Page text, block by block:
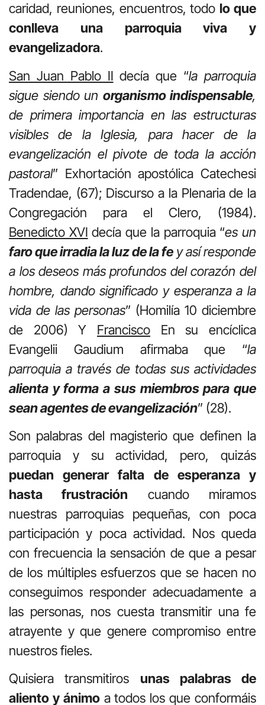
caridad, reuniones, encuentros, todo lo que
conlleva una parroquia viva y
evangelizadora.
San Juan Pablo II decía que “la parroquia
sigue siendo un organismo indispensable,
de primera importancia en las estructuras
visibles de la Iglesia, para hacer de la
evangelización el pivote de toda la acción
pastoral” Exhortación apostólica Catechesi
Tradendae, (67); Discurso a la Plenaria de la
Congregación para el Clero, (1984).
Benedicto XVI decía que la parroquia “es un
faro que irradia la luz de la fe y así responde
a los deseos más profundos del corazón del
hombre, dando significado y esperanza a la
vida de las personas” (Homilía 10 diciembre
de 2006) Y Francisco En su encíclica
Evangelii Gaudium afirmaba que “la
parroquia a través de todas sus actividades
alienta y forma a sus miembros para que
sean agentes de evangelización” (28).
Son palabras del magisterio que definen la
parroquia y su actividad, pero, quizás
puedan generar falta de esperanza y
hasta frustración cuando miramos
nuestras parroquias pequeñas, con poca
participación y poca actividad. Nos queda
con frecuencia la sensación de que a pesar
de los múltiples esfuerzos que se hacen no
conseguimos responder adecuadamente a
las personas, nos cuesta transmitir una fe
atrayente y que genere compromiso entre
nuestros fieles.
Quisiera transmitiros unas palabras de
aliento y ánimoa todos los que conformáis